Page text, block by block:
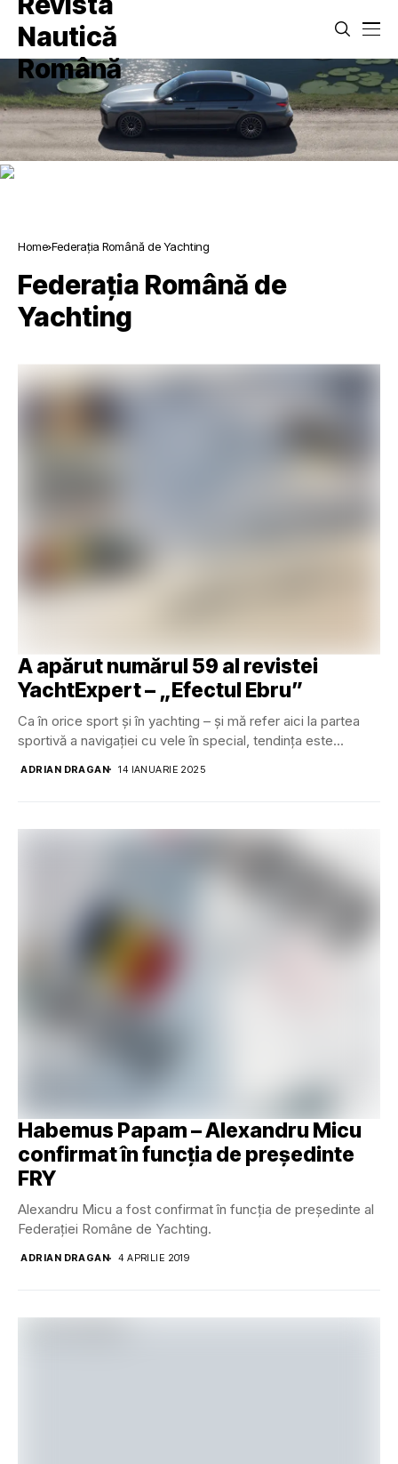
Home Federația Română de Yachting
Federația Română de
Yachting
A apărut numărul 59 al revistei
YachtExpert – „Efectul Ebru”
Ca în orice sport și în yachting – și mă refer aici la partea
sportivă a navigației cu vele în special, tendința este...
ADRIAN DRAGAN 14 IANUARIE 2025
Habemus Papam – Alexandru Micu
confirmat în funcția de președinte
FRY
Alexandru Micu a fost confirmat în funcția de președinte al
Federației Române de Yachting.
ADRIAN DRAGAN 4 APRILIE 2019